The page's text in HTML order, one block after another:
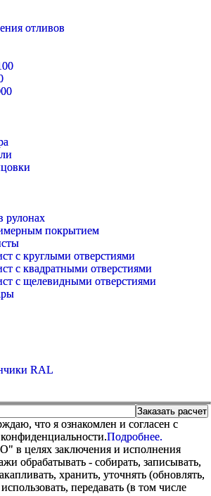
отливов
рулонах
покрытием
с круглыми отверстиями
с квадратными отверстиями
с щелевидными отверстиями
RAL
что я ознакомлен и согласен с
Подробнее.
целях заключения и исполнения
обрабатывать - собирать, записывать,
хранить, уточнять (обновлять,
передавать (в том числе